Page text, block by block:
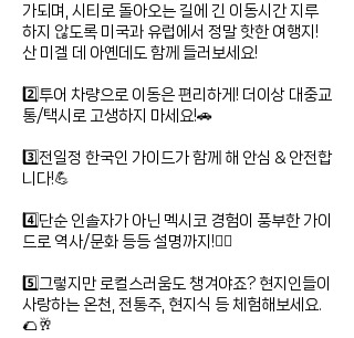
가되며, 시티로 돌아오는 길에 긴 이동시간 지루
하지 않도록 미국과 유럽에서 정말 핫한 여행지!
산 미겔 데 아옌데도 함께 들러보세요!
2️⃣투어 차량으로 이동은 편리하게! 더이상 대중교
통/택시로 고생하지 마세요!🚗
3️⃣전일정 한국인 가이드가 함께 해 안심 & 안전합
니다!💪
4️⃣단순 인솔자가 아닌 멕시코 경험이 풍부한 가이
드로 역사/문화 등등 설명까지!💁‍♂️
5️⃣그렇지만 로컬스러움도 챙겨야죠? 현지인들이
사랑하는 온천, 전통주, 현지식 등 체험해보세요.
🌮🥂